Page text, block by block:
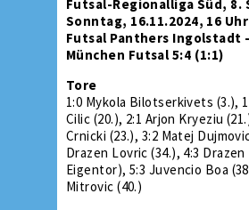
Futsal-Regionalliga Süd, 8.
Sonntag, 16.11.2024, 16 Uhr
Futsal Panthers Ingolstadt
München Futsal 5:4 (1:1)
Tore
1:0 Mykola Bilotserkivets (3.),
Cilic (20.), 2:1 Arjon Kryeziu
Crnicki (23.), 3:2 Matej
Drazen Lovric (34.), 4:3 Drazen
Eigentor), 5:3 Juvencio Boa
Mitrovic (40.)